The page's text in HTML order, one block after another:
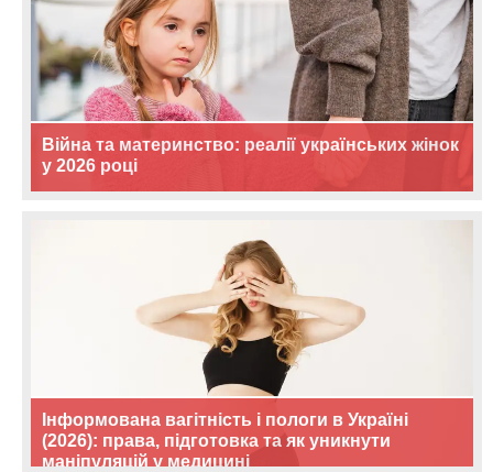
Війна та материнство: реалії українських жінок
у 2026 році
Інформована вагітність і пологи в Україні
(2026): права, підготовка та як уникнути
маніпуляцій у медицині